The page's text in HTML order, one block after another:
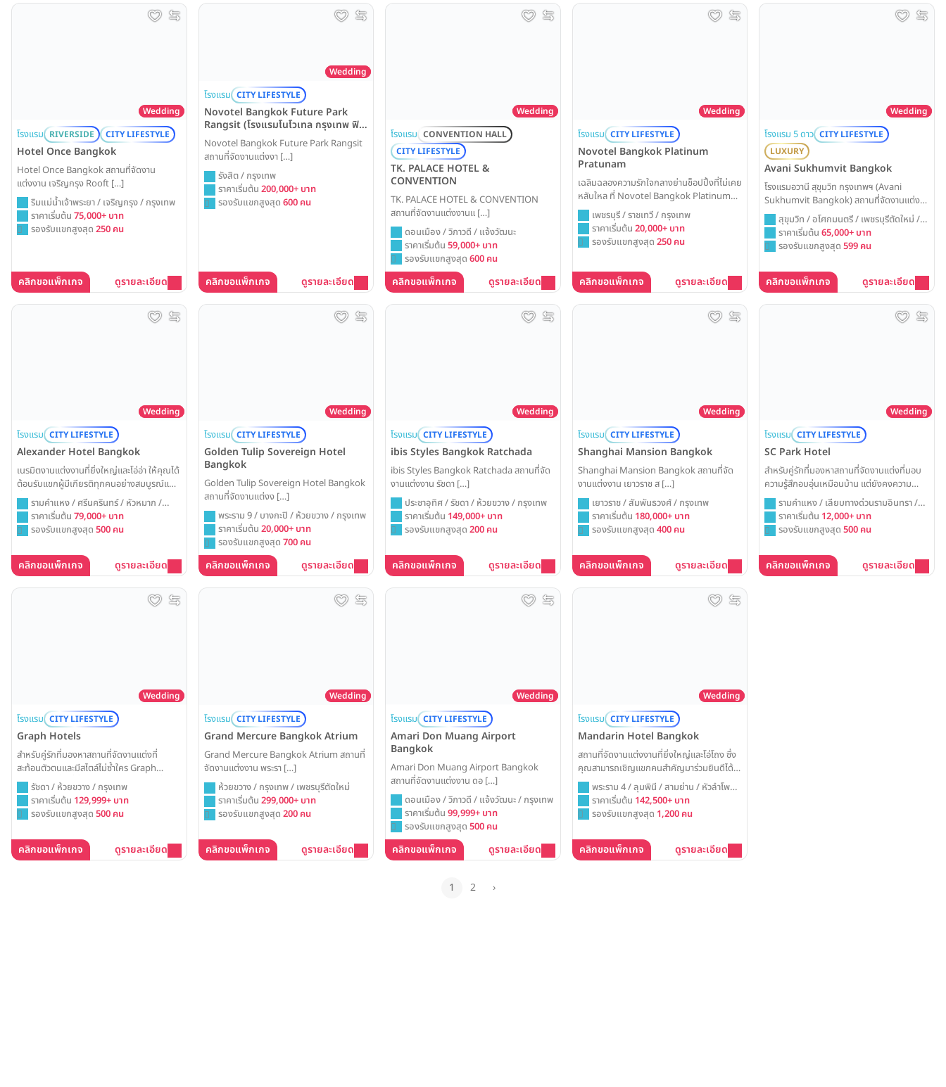
Wedding
โรงแรม RIVERSIDE CITY LIFESTYLE
Hotel Once Bangkok
Hotel Once Bangkok สถานที่จัดงาน
แต่งงาน เจริญกรุง Rooft […]
ริมแม่น้ำเจ้าพระยา / เจริญกรุง / กรุงเทพ
ราคาเริ่มต้น 75,000+ บาท
รองรับแขกสูงสุด 250 คน
คลิกขอแพ็กเกจ ดูรายละเอียด
Wedding
โรงแรม CITY LIFESTYLE
Novotel Bangkok Future Park
Rangsit (โรงแรมโนโวเทล กรุงเทพ ฟิว
เจอร์พาร์ค รังสิต)
Novotel Bangkok Future Park Rangsit
สถานที่จัดงานแต่งงา […]
รังสิต / กรุงเทพ
ราคาเริ่มต้น 200,000+ บาท
รองรับแขกสูงสุด 600 คน
คลิกขอแพ็กเกจ ดูรายละเอียด
Wedding
โรงแรม CONVENTION HALL
CITY LIFESTYLE
TK. PALACE HOTEL &
CONVENTION
TK. PALACE HOTEL & CONVENTION
สถานที่จัดงานแต่งงานแ […]
ดอนเมือง / วิภาวดี / แจ้งวัฒนะ
ราคาเริ่มต้น59,000+ บาท
รองรับแขกสูงสุด600 คน
คลิกขอแพ็กเกจ ดูรายละเอียด
Wedding
โรงแรม CITY LIFESTYLE
Novotel Bangkok Platinum
Pratunam
เฉลิมฉลองความรักใจกลางย่านช็อปปิ้งที่ไม่เคย
หลับใหล ที่ Novotel Bangkok Platinum
Pratunam ให้วิวเมืองกรุงเทพฯ แบบพาโนรา
มาเป็นฉากหลังของงานวิวาห์ที่เปี่ยมด้วยสีสัน
และความสนุกสนานในสไตล์ที่เป็นคุณ
เพชรบุรี / ราชเทวี / กรุงเทพ
ราคาเริ่มต้น 20,000+ บาท
รองรับแขกสูงสุด 250 คน
คลิกขอแพ็กเกจ ดูรายละเอียด
Wedding
โรงแรม 5 ดาว CITY LIFESTYLE
LUXURY
Avani Sukhumvit Bangkok
โรงแรมอวานี สุขุมวิท กรุงเทพฯ (Avani
Sukhumvit Bangkok) สถานที่จัดงานแต่ง
สไตล์ City Lifestyle บนถนนสุขุมวิท โดดเด่น
ด้วยโลเคชั่นที่เดินทางสะดวกสบายมีทางเชื่อม
ติด BTS อ่อนนุช พร้อมห้องบอลรูมเพดานสูง
โปร่ง รองรับแขกสูงสุด 600 ท่าน
แต่งงานและราคาล่าสุดมาให้ครบแล้วที่นี่
สุขุมวิท / อโศกมนตรี / เพชรบุรีตัดใหม่ /
กรุงเทพ
ราคาเริ่มต้น65,000+ บาท
รองรับแขกสูงสุด599 คน
คลิกขอแพ็กเกจ ดูรายละเอียด
Wedding
โรงแรม CITY LIFESTYLE
Alexander Hotel Bangkok
เนรมิตงานแต่งงานที่ยิ่งใหญ่และโอ่อ่า ให้คุณได้
ต้อนรับแขกผู้มีเกียรติทุกคนอย่างสมบูรณ์แบบ
ที่ Alexander Hotel Bangkok ด้วยห้องบอล
รูมขนาดใหญ่ที่พร้อมรองรับทุกจินตนาการ เพื่อ
สร้างค่ำคืนแห่งการเฉลิมฉลองที่น่าประทับใจ
และยิ่งใหญ่ที่สุด
รามคำแหง / ศรีนครินทร์ / หัวหมาก /
กรุงเทพ
ราคาเริ่มต้น 79,000+ บาท
รองรับแขกสูงสุด 500 คน
คลิกขอแพ็กเกจ ดูรายละเอียด
Wedding
โรงแรม CITY LIFESTYLE
Golden Tulip Sovereign Hotel
Bangkok
Golden Tulip Sovereign Hotel Bangkok
สถานที่จัดงานแต่งง […]
พระราม 9 / บางกะปิ / ห้วยขวาง / กรุงเทพ
ราคาเริ่มต้น 20,000+ บาท
รองรับแขกสูงสุด 700 คน
คลิกขอแพ็กเกจ ดูรายละเอียด
Wedding
โรงแรม CITY LIFESTYLE
ibis Styles Bangkok Ratchada
ibis Styles Bangkok Ratchada สถานที่จัด
งานแต่งงาน รัชดา […]
ประชาอุทิศ / รัชดา / ห้วยขวาง / กรุงเทพ
ราคาเริ่มต้น 149,000+ บาท
รองรับแขกสูงสุด200 คน
คลิกขอแพ็กเกจ ดูรายละเอียด
Wedding
โรงแรม CITY LIFESTYLE
Shanghai Mansion Bangkok
Shanghai Mansion Bangkok สถานที่จัด
งานแต่งงาน เยาวราช ส […]
เยาวราช / สัมพันธวงศ์ / กรุงเทพ
ราคาเริ่มต้น 180,000+ บาท
รองรับแขกสูงสุด 400 คน
คลิกขอแพ็กเกจ ดูรายละเอียด
Wedding
โรงแรม CITY LIFESTYLE
SC Park Hotel
สำหรับคู่รักที่มองหาสถานที่จัดงานแต่งที่มอบ
ความรู้สึกอบอุ่นเหมือนบ้าน แต่ยังคงความ
โอ่โถงของห้องบอลรูมขนาดใหญ่ SC Park
Hotel คือคำตอบที่สมบูรณ์แบบ ที่ซึ่งความสุข
และความเป็นกันเองจะอบอวลไปทั่วทุกพื้นที่ของ
งาน
รามคำแหง / เลียบทางด่วนรามอินทรา /
กรุงเทพ
ราคาเริ่มต้น 12,000+ บาท
รองรับแขกสูงสุด500 คน
คลิกขอแพ็กเกจ ดูรายละเอียด
Wedding
โรงแรม CITY LIFESTYLE
Graph Hotels
สำหรับคู่รักที่มองหาสถานที่จัดงานแต่งที่
สะท้อนตัวตนและมีสไตล์ไม่ซ้ำใคร Graph
Hotels คือพื้นที่ที่พร้อมให้คุณแต่งแต้มเรื่อง
ราวความรัก ด้วยดีไซน์ที่โดดเด่นและบรรยากาศ
สุดชิคใจกลางรัชดาฯ เพื่อสร้างสรรค์งานวิวาห์ที่
เป็นของคุณอย่างแท้จริง
รัชดา / ห้วยขวาง / กรุงเทพ
ราคาเริ่มต้น 129,999+ บาท
รองรับแขกสูงสุด 500 คน
คลิกขอแพ็กเกจ ดูรายละเอียด
Wedding
โรงแรม CITY LIFESTYLE
Grand Mercure Bangkok Atrium
Grand Mercure Bangkok Atrium สถานที่
จัดงานแต่งงาน พระรา […]
ห้วยขวาง / กรุงเทพ / เพชรบุรีตัดใหม่
ราคาเริ่มต้น 299,000+ บาท
รองรับแขกสูงสุด 200 คน
คลิกขอแพ็กเกจ ดูรายละเอียด
Wedding
โรงแรม CITY LIFESTYLE
Amari Don Muang Airport
Bangkok
Amari Don Muang Airport Bangkok
สถานที่จัดงานแต่งงาน ดอ […]
ดอนเมือง / วิภาวดี / แจ้งวัฒนะ / กรุงเทพ
ราคาเริ่มต้น99,999+ บาท
รองรับแขกสูงสุด500 คน
คลิกขอแพ็กเกจ ดูรายละเอียด
Wedding
โรงแรม CITY LIFESTYLE
Mandarin Hotel Bangkok
สถานที่จัดงานแต่งงานที่ยิ่งใหญ่และโอ่โถง ซึ่ง
คุณสามารถเชิญแขกคนสำคัญมาร่วมยินดีได้
ครบทุกคน โรงแรมแมนดาริน กรุงเทพฯ
(Mandarin Hotel Bangkok) พร้อมเนรมิต
งานวิวาห์ในฝันของคุณให้เป็นจริง ด้วยห้องแก
รนด์บอลรูมขนาดใหญ่ที่รองรับแขกได้กว่าพัน
เพื่อสร้างค่ำคืนแห่งการเฉลิมฉลองที่น่าประทับ
ใจและสมบูรณ์แบบที่สุด
พระราม 4 / ลุมพินี / สามย่าน / หัวลำโพง /
กรุงเทพ
ราคาเริ่มต้น 142,500+ บาท
รองรับแขกสูงสุด 1,200 คน
คลิกขอแพ็กเกจ ดูรายละเอียด
1 2 ›